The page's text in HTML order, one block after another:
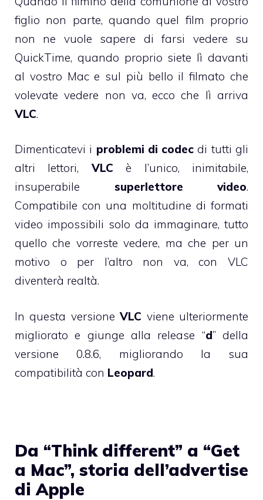
figlio non parte, quando quel film proprio
non ne vuole sapere di farsi vedere su
QuickTime, quando proprio siete lì davanti
al vostro Mac e sul più bello il filmato che
volevate vedere non va, ecco che lì arriva
VLC.
Dimenticatevi i problemi di codec di tutti gli
altri lettori,VLC è l’unico, inimitabile,
insuperabile superlettore video.
Compatibile con una moltitudine di formati
video impossibili solo da immaginare, tutto
quello che vorreste vedere, ma che per un
motivo o per l’altro non va, con VLC
diventerà realtà.
In questa versioneVLC viene ulteriormente
migliorato e giunge alla release “d” della
versione 0.8.6, migliorando la sua
compatibilità con Leopard.
Da “Think different” a “Get
a Mac”, storia dell’advertise
di Apple